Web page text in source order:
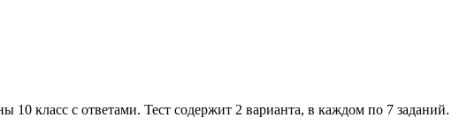
10 класс с ответами. Тест содержит 2 варианта, в каждом по 7 заданий.